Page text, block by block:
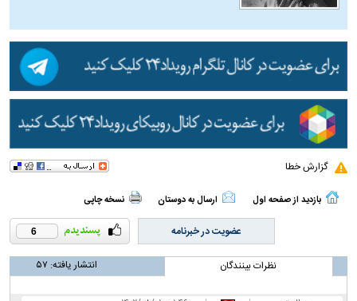
گزارش خطا
بازدید از صفحه اول ارسال به دوستان نسخه چاپی
6 عضویت در خبرنامه
نظرات بینندگان انتشار یافته: ۵۷